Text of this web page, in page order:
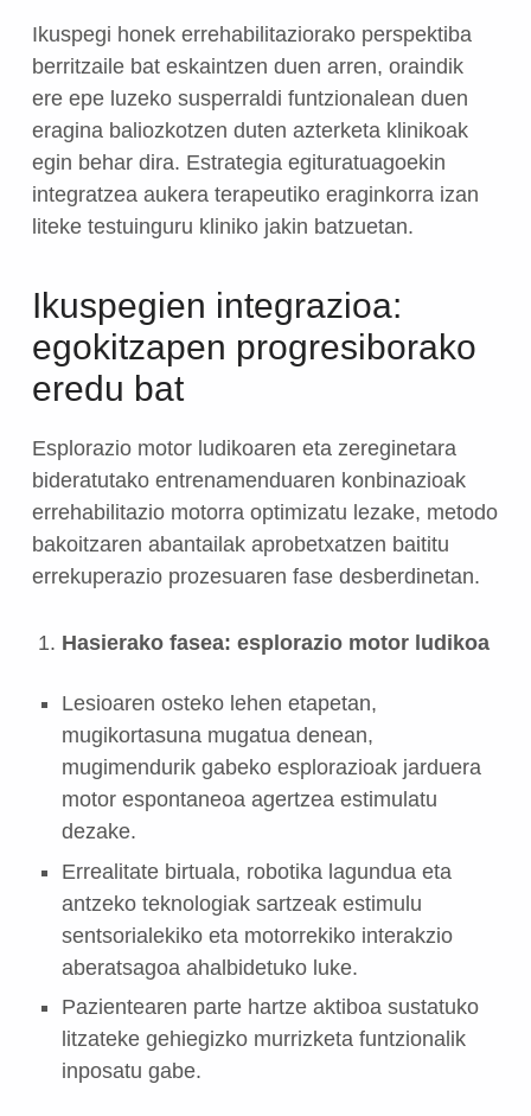
Ikuspegi honek errehabilitaziorako perspektiba
berritzaile bat eskaintzen duen arren, oraindik
ere epe luzeko susperraldi funtzionalean duen
eragina baliozkotzen duten azterketa klinikoak
egin behar dira. Estrategia egituratuagoekin
integratzea aukera terapeutiko eraginkorra izan
liteke testuinguru kliniko jakin batzuetan.
Ikuspegien integrazioa:
egokitzapen progresiborako
eredu bat
Esplorazio motor ludikoaren eta zereginetara
bideratutako entrenamenduaren konbinazioak
errehabilitazio motorra optimizatu lezake, metodo
bakoitzaren abantailak aprobetxatzen baititu
errekuperazio prozesuaren fase desberdinetan.
Hasierako fasea: esplorazio motor ludikoa
Lesioaren osteko lehen etapetan,
mugikortasuna mugatua denean,
mugimendurik gabeko esplorazioak jarduera
motor espontaneoa agertzea estimulatu
dezake.
Errealitate birtuala, robotika lagundua eta
antzeko teknologiak sartzeak estimulu
sentsorialekiko eta motorrekiko interakzio
aberatsagoa ahalbidetuko luke.
Pazientearen parte hartze aktiboa sustatuko
litzateke gehiegizko murrizketa funtzionalik
inposatu gabe.